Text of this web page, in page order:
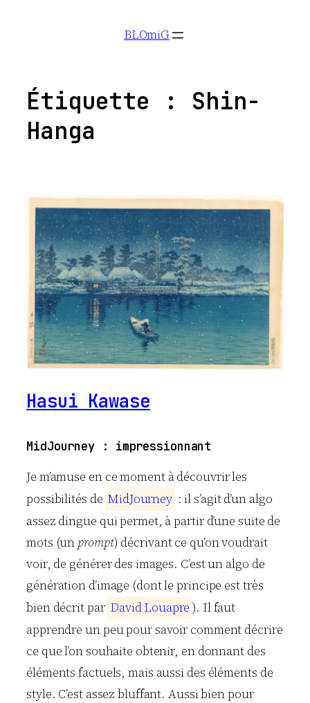
BLOmiG
Étiquette : Shin-
Hanga
Hasui Kawase
MidJourney : impressionnant
Je m’amuse en ce moment à découvrir les
possibilités de MidJourney : il s’agit d’un algo
assez dingue qui permet, à partir d’une suite de
mots (un prompt) décrivant ce qu’on voudrait
voir, de générer des images. C’est un algo de
génération d’image (dont le principe est très
bien décrit par DavidLouapre ). Il faut
apprendre un peu pour savoir comment décrire
ce que l’on souhaite obtenir, en donnant des
éléments factuels, mais aussi des éléments de
style. C’est assez bluffant. Aussi bien pour